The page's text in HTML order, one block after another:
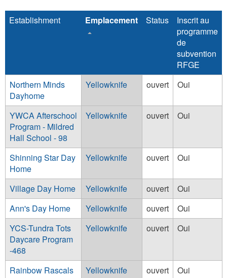
Establishment Emplacement Status
Inscrit au
programme
de
subvention
RFGE
Northern Minds
Dayhome
Yellowknife ouvert Oui
YWCA Afterschool
Program - Mildred
Hall School - 98
Yellowknife ouvert Oui
Shinning Star Day
Home
Yellowknife ouvert Oui
Village Day Home Yellowknife ouvert
Oui
Ann's Day Home
Yellowknife ouvert
Oui
YCS-Tundra Tots
Daycare Program
-468
Yellowknife ouvert Oui
Rainbow Rascals
Yellowknife ouvert Oui